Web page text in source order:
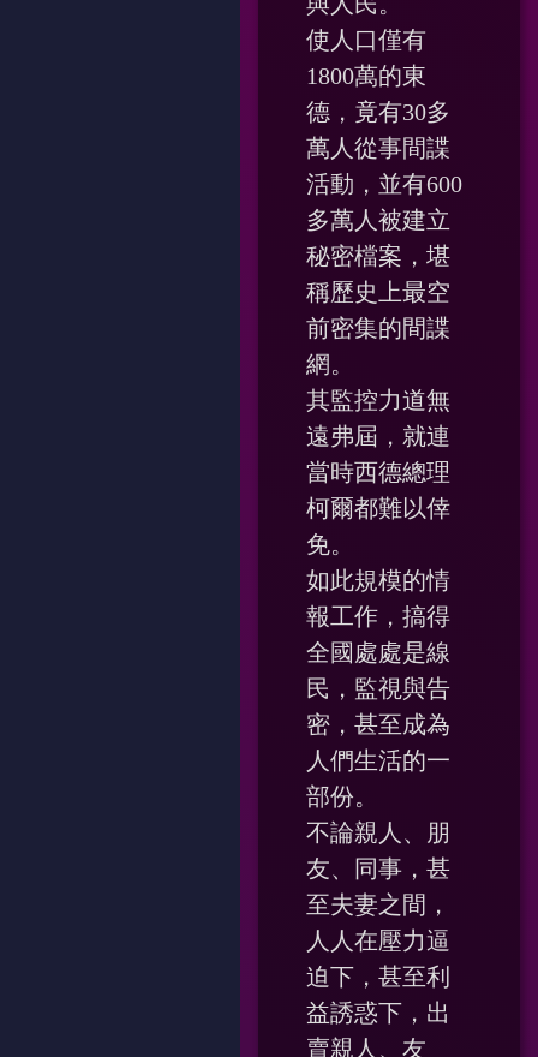
使人口僅有
1800萬的東
德，竟有30多
萬人從事間諜
活動，並有600
多萬人被建立
秘密檔案，堪
稱歷史上最空
前密集的間諜
網。
其監控力道無
遠弗屆，就連
當時西德總理
柯爾都難以倖
免。
如此規模的情
報工作，搞得
全國處處是線
民，監視與告
密，甚至成為
人們生活的一
部份。
不論親人、朋
友、同事，甚
至夫妻之間，
人人在壓力逼
迫下，甚至利
益誘惑下，出
賣親人、友